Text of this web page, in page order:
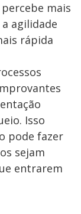
mais
agilidade
rápida
Isso
pode fazer
sejam
entrarem